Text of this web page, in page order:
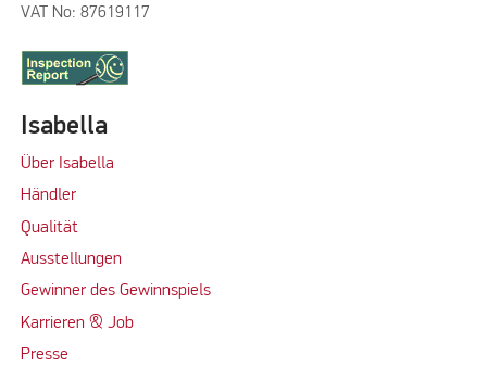
VAT No: 87619117
Isabella
Über Isabella
Händler
Qualität
Ausstellungen
Gewinner des Gewinnspiels
Karrieren & Job
Presse